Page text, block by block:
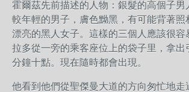
霍爾茲先前描述的人物：銀髮的高個子男
較年輕的男子，膚色黝黑，有可能背著照
漂亮的黑人女子。這樣的三個人應該很容
拉多從一旁的乘客座位上的袋子里，拿出
分鐘十點。現在隨時都會出現。
他看到他們從聖傑曼大道的方向匆忙地走